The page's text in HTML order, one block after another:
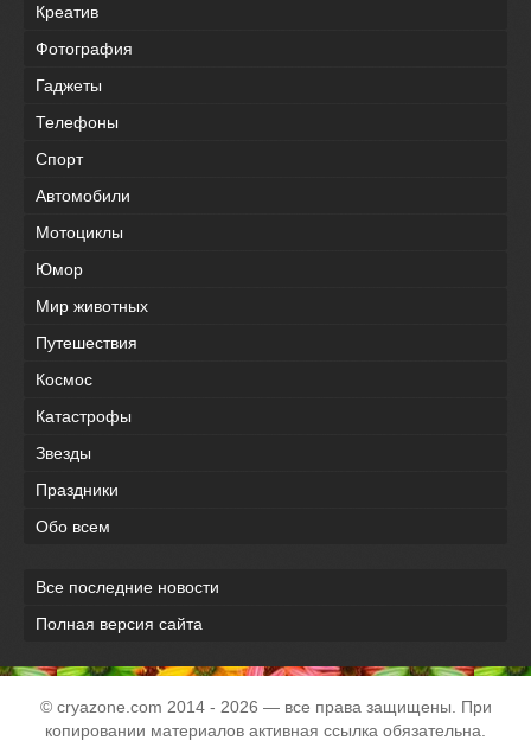
Креатив
Фотография
Гаджеты
Телефоны
Спорт
Автомобили
Мотоциклы
Юмор
Мир животных
Путешествия
Космос
Катастрофы
Звезды
Праздники
Обо всем
Все последние новости
Полная версия сайта
© cryazone.com 2014 - 2026 — все права защищены. При
копировании материалов активная ссылка обязательна.